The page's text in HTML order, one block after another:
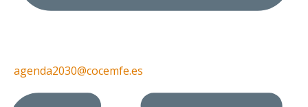
agenda2030@cocemfe.es